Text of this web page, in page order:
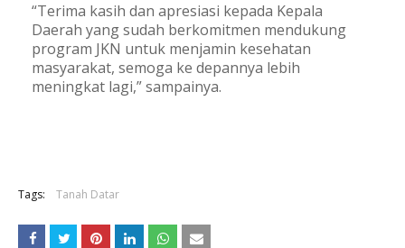
“Terima kasih dan apresiasi kepada Kepala
Daerah yang sudah berkomitmen mendukung
program JKN untuk menjamin kesehatan
masyarakat, semoga ke depannya lebih
meningkat lagi,” sampainya.
Tags: Tanah Datar